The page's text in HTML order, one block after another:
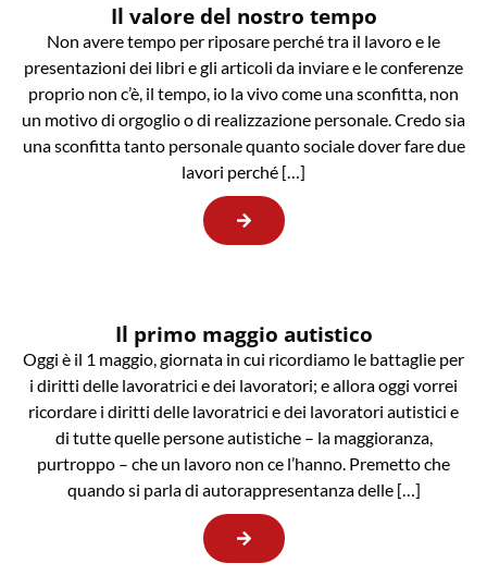
Il valore del nostro tempo
Non avere tempo per riposare perché tra il lavoro e le
presentazioni dei libri e gli articoli da inviare e le conferenze
proprio non c’è, il tempo, io la vivo come una sconfitta, non
un motivo di orgoglio o di realizzazione personale. Credo sia
una sconfitta tanto personale quanto sociale dover fare due
lavori perché […]
Il primo maggio autistico
Oggi è il 1 maggio, giornata in cui ricordiamo le battaglie per
i diritti delle lavoratrici e dei lavoratori; e allora oggi vorrei
ricordare i diritti delle lavoratrici e dei lavoratori autistici e
di tutte quelle persone autistiche – la maggioranza,
purtroppo – che un lavoro non ce l’hanno. Premetto che
quando si parla di autorappresentanza delle […]